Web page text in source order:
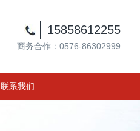
15858612255
商务合作：0576-86302999
联系我们